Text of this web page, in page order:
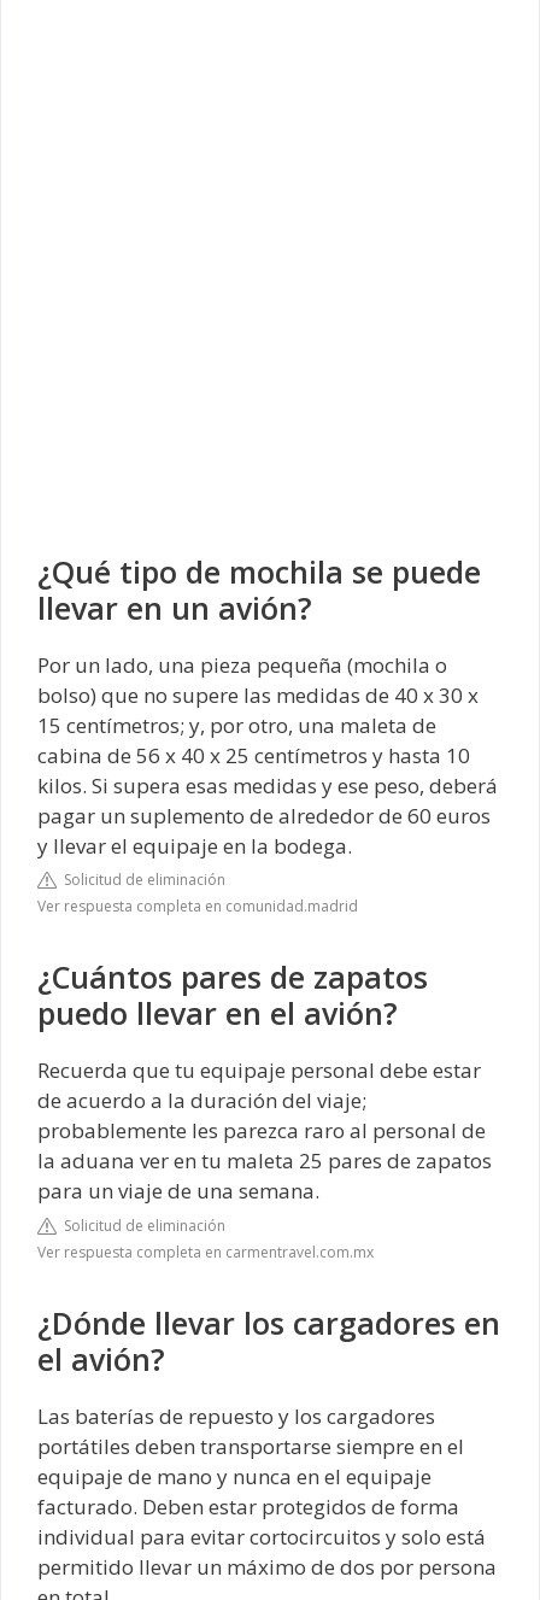
¿Qué tipo de mochila se puede
llevar en un avión?
Por un lado, una pieza pequeña (mochila o
bolso) que no supere las medidas de 40 x 30 x
15 centímetros; y, por otro, una maleta de
cabina de 56 x 40 x 25 centímetros y hasta 10
kilos. Si supera esas medidas y ese peso, deberá
pagar un suplemento de alrededor de 60 euros
y llevar el equipaje en la bodega.
Solicitud de eliminación
Ver respuesta completa en comunidad.madrid
¿Cuántos pares de zapatos
puedo llevar en el avión?
Recuerda que tu equipaje personal debe estar
de acuerdo a la duración del viaje;
probablemente les parezca raro al personal de
la aduana ver en tu maleta 25 pares de zapatos
para un viaje de una semana.
Solicitud de eliminación
Ver respuesta completa en carmentravel.com.mx
¿Dónde llevar los cargadores en
el avión?
Las baterías de repuesto y los cargadores
portátiles deben transportarse siempre en el
equipaje de mano y nunca en el equipaje
facturado. Deben estar protegidos de forma
individual para evitar cortocircuitos y solo está
permitido llevar un máximo de dos por persona